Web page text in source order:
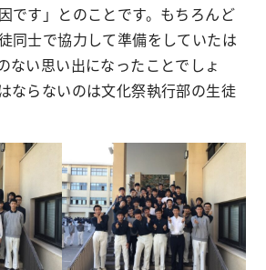
です」とのことです。もちろんど
同士で協力して準備をしていたは
ない思い出になったことでしょ
ならないのは文化祭執行部の生徒